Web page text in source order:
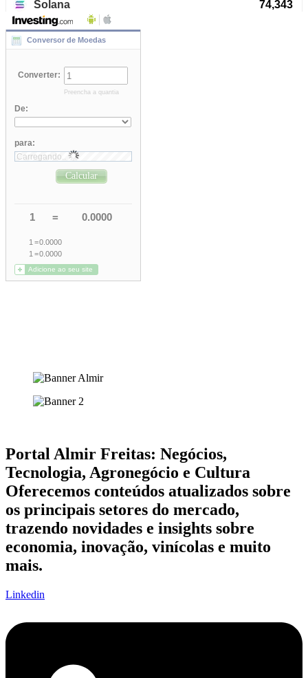
Portal Almir Freitas: Negócios,
Tecnologia, Agronegócio e Cultura
Oferecemos conteúdos atualizados sobre
os principais setores do mercado,
trazendo novidades e insights sobre
economia, inovação, vinícolas e muito
mais.
Linkedin